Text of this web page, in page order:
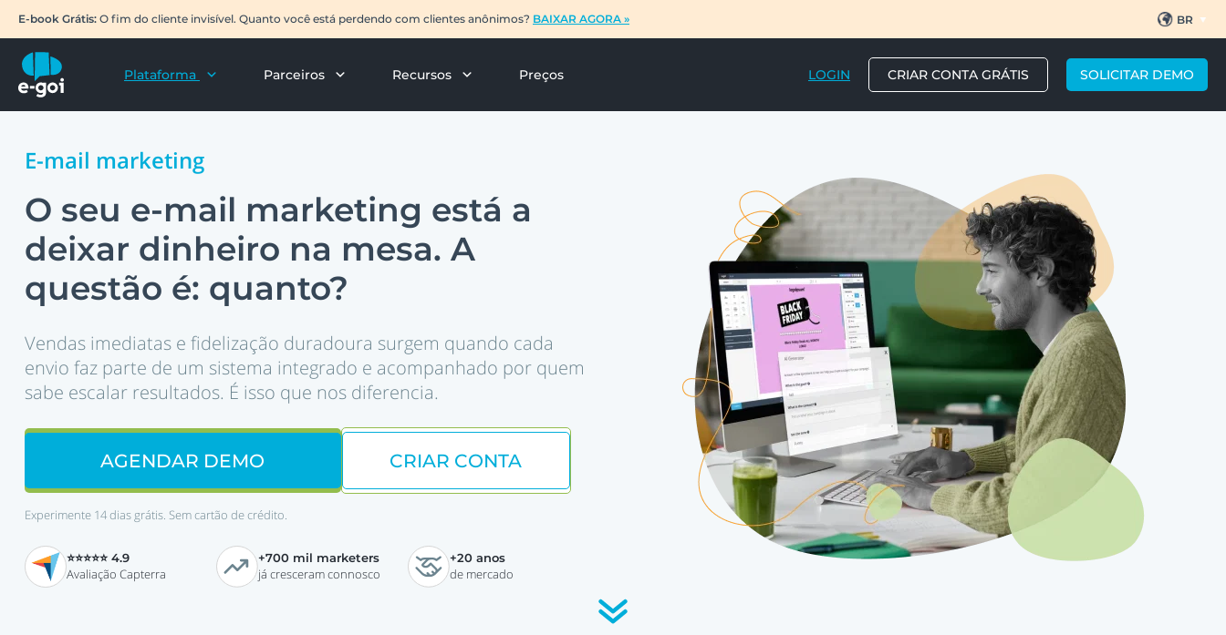
E-book Grátis: O fim do cliente invisível. Quanto você está perdendo com clientes anônimos? BAIXAR AGORA »
BR
EN
Plataforma Parceiros Recursos Preços SOLICITAR DEMO
CRIAR CONTA GRÁTIS
LOGIN
E-mail marketing
O seu e-mail marketing está a
deixar dinheiro na mesa. A
questão é: quanto?
Vendas imediatas e fidelização duradoura surgem quando cada
envio faz parte de um sistema integrado e acompanhado por quem
sabe escalar resultados. É isso que nos diferencia.
AGENDAR DEMO CRIAR CONTA
Experimente 14 dias grátis. Sem cartão de crédito.
⭐⭐⭐⭐⭐ 4.9
Avaliação Capterra
+700 mil marketers
já cresceram connosco
+20 anos
de mercado